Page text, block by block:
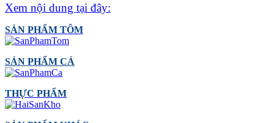
Xem nội dung tại đây:
SẢN PHẨM TÔM
SẢN PHẨM CÁ
THỰC PHẨM